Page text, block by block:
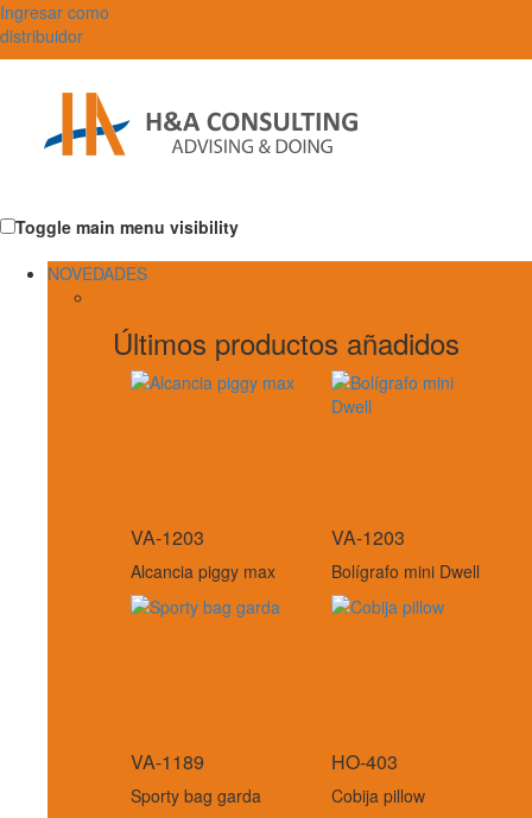
Ingresar como
distribuidor
Toggle main menu visibility
NOVEDADES
Últimos productos añadidos
VA-1203
Alcancia piggy max
VA-1203
Bolígrafo mini Dwell
VA-1189
Sporty bag garda
HO-403
Cobija pillow